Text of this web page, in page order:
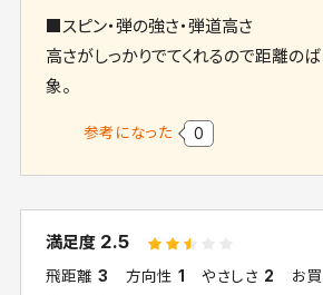
■スピン・弾の強さ・弾道高さ
高さがしっかりでてくれるので距離の
象。
参考になった 0
満足度 2.5
飛距離 3 方向性 1 やさしさ 2 お